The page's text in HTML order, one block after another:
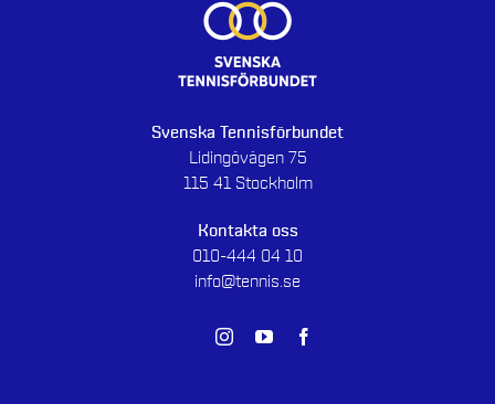
Svenska Tennisförbundet
Lidingövägen 75
115 41 Stockholm
Kontakta oss
010-444 04 10
info@tennis.se